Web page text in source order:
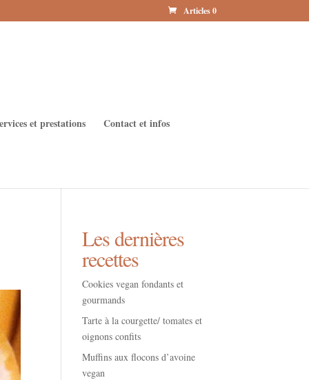
Articles 0
et prestations
Contact et infos
Les dernières
recettes
Cookies vegan fondants et
gourmands
Tarte à la courgette/ tomates et
oignons confits
Muffins aux flocons d’avoine
vegan